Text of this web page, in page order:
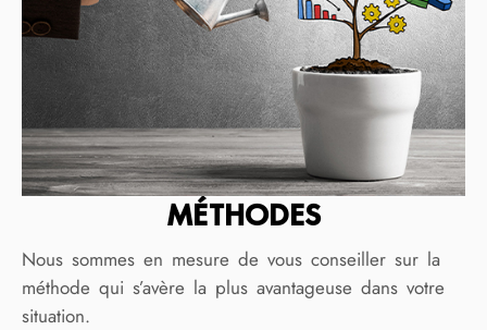
MÉTHODES
Nous sommes en mesure de vous conseiller sur la
méthode qui s’avère la plus avantageuse dans votre
situation.